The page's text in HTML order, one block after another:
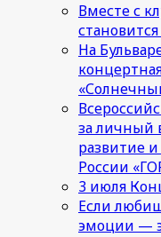
Вместе с
На
за личный
развитие
России
3 июля
Если
эмоции —